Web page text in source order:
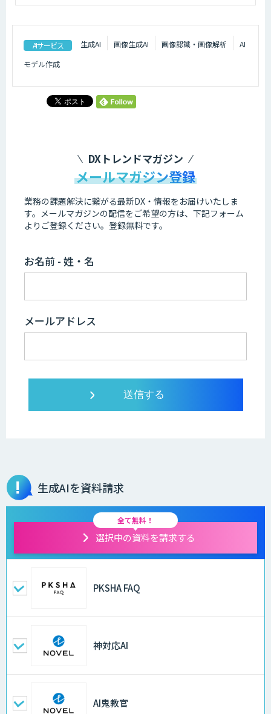
AIサービス 生成AI 画像生成AI 画像認識・画像解析
AI
モデル作成
DXトレンドマガジン
メールマガジン登録
業務の課題解決に繋がる最新DX・情報をお届けいたしま
す。 メールマガジンの配信をご希望の方は、下記フォーム
よりご登録ください。登録無料です。
お名前 - 姓・名
メールアドレス
生成AIを資料請求
全て無料！
選択中の資料を請求する
PKSHA FAQ
神対応AI
AI鬼教官